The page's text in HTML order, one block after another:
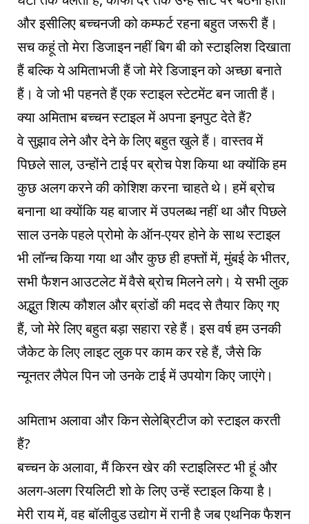
और इसीलिए बच्चनजी को कम्फर्ट रहना बहुत जरूरी हैं।
सच कहूं तो मेरा डिजाइन नहीं बिग बी को स्टाइलिश दिखाता
हैं बल्कि ये अमिताभजी हैं जो मेरे डिजाइन को अच्छा बनाते
हैं। वे जो भी पहनते हैं एक स्टाइल स्टेटमेंट बन जाती हैं।
क्या अमिताभ बच्चन स्टाइल में अपना इनपुट देते हैं?
वे सुझाव लेने और देने के लिए बहुत खुले हैं। वास्तव में
पिछले साल, उन्होंने टाई पर ब्रोच पेश किया था क्योंकि हम
कुछ अलग करने की कोशिश करना चाहते थे। हमें ब्रोच
बनाना था क्योंकि यह बाजार में उपलब्ध नहीं था और पिछले
साल उनके पहले प्रोमो के ऑन-एयर होने के साथ स्टाइल
भी लॉन्च किया गया था और कुछ ही हफ्तों में, मुंबई के भीतर,
सभी फैशन आउटलेट में वैसे ब्रोच मिलने लगे। ये सभी लुक
अद्भुत शिल्प कौशल और ब्रांडों की मदद से तैयार किए गए
हैं, जो मेरे लिए बहुत बड़ा सहारा रहे हैं। इस वर्ष हम उनकी
जैकेट के लिए लाइट लुक पर काम कर रहे हैं, जैसे कि
न्यूनतर लैपेल पिन जो उनके टाई में उपयोग किए जाएंगे।
अमिताभ अलावा और किन सेलेब्रिटीज को स्टाइल करती
हैं?
बच्चन के अलावा, मैं किरन खेर की स्टाइलिस्ट भी हूं और
अलग-अलग रियलिटी शो के लिए उन्हें स्टाइल किया है।
मेरी राय में, वह बॉलीवुड उद्योग में रानी है जब एथनिक फैशन